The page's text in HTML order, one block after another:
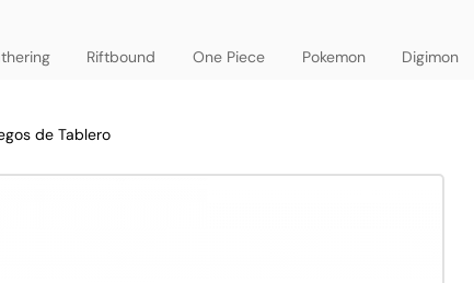
Riftbound One Piece Pokemon Digimon
de Tablero